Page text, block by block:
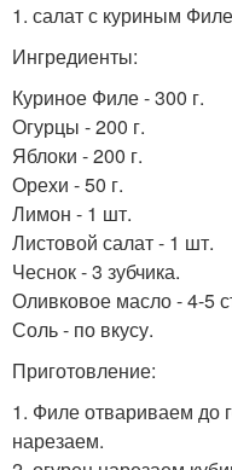
1. салат с куриным
Ингредиенты:
Куриное Филе - 300 г.
Огурцы - 200 г.
Яблоки - 200 г.
Орехи - 50 г.
Лимон - 1 шт.
Листовой салат - 1 шт.
Чеснок - 3 зубчика.
Оливковое масло - 4-5
Соль - по вкусу.
Приготовление:
1. Филе отвариваем до
нарезаем.